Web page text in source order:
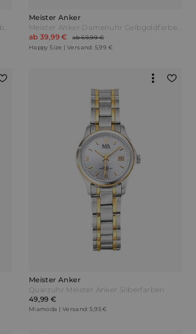
Damenuhr Meister Anker Roségoldfarben Pink
Meister Anker
Meister Anker Damenuhr Gelbgoldfarben
ab 39,99 €
ab 69,99 €
Happy Size | Versand: 5,99 €
Meister Anker
Quarzuhr Meister Anker Silberfarben
49,99 €
Miamoda | Versand: 5,95 €